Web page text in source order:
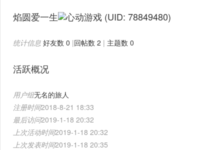
络
焰圆爱一生 (UID: 78849480)
统计信息 好友数 0 |回帖数 2 | 主题数 0
活跃概况
用户组无名的旅人
注册时间2018-8-21 18:33
最后访问2019-1-18 20:32
上次活动时间2019-1-18 20:32
上次发表时间2019-1-18 20:35